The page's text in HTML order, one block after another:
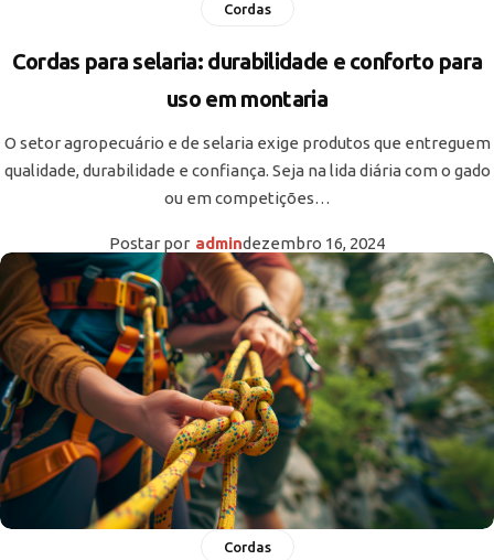
Cordas
Cordas para selaria: durabilidade e conforto para
uso em montaria
O setor agropecuário e de selaria exige produtos que entreguem
qualidade, durabilidade e confiança. Seja na lida diária com o gado
ou em competições…
Postar por admindezembro 16, 2024
Cordas